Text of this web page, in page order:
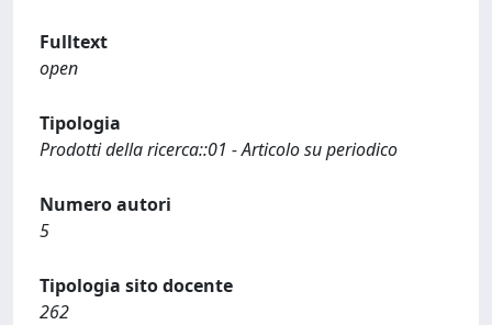
Fulltext
open
Tipologia
Prodotti della ricerca::01 - Articolo su periodico
Numero autori
5
Tipologia sito docente
262